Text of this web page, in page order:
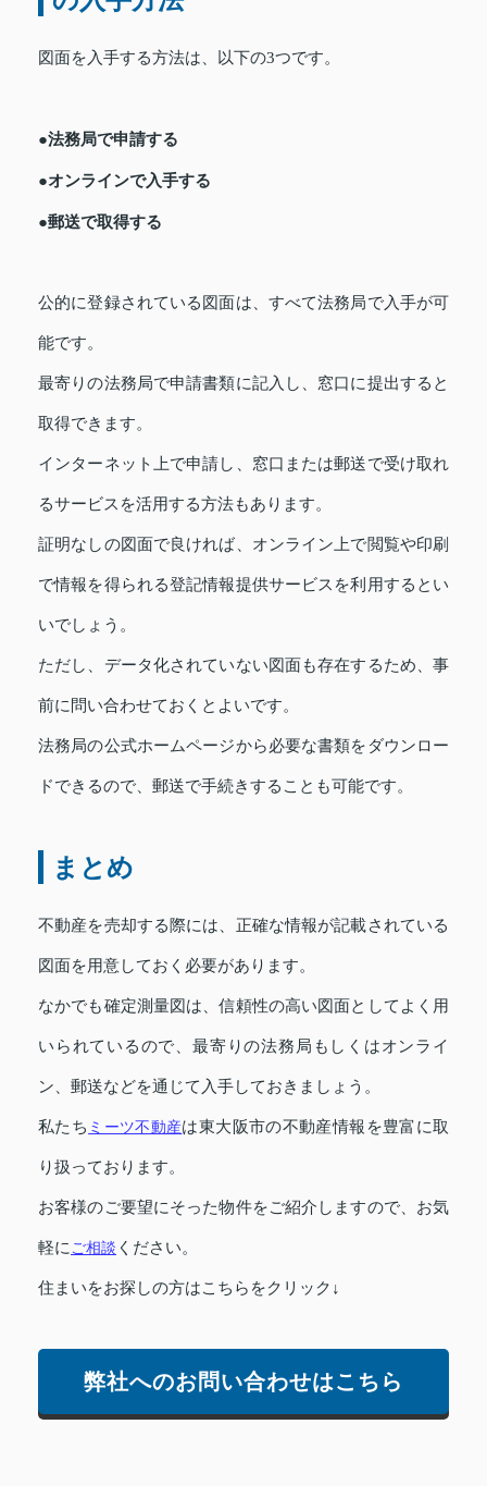
図面を入手する方法は、以下の3つです。
●法務局で申請する
●オンラインで入手する
●郵送で取得する
公的に登録されている図面は、すべて法務局で入手が可
能です。
最寄りの法務局で申請書類に記入し、窓口に提出すると
取得できます。
インターネット上で申請し、窓口または郵送で受け取れ
るサービスを活用する方法もあります。
証明なしの図面で良ければ、オンライン上で閲覧や印刷
で情報を得られる登記情報提供サービスを利用するとい
いでしょう。
ただし、データ化されていない図面も存在するため、事
前に問い合わせておくとよいです。
法務局の公式ホームページから必要な書類をダウンロー
ドできるので、郵送で手続きすることも可能です。
まとめ
不動産を売却する際には、正確な情報が記載されている
図面を用意しておく必要があります。
なかでも確定測量図は、信頼性の高い図面としてよく用
いられているので、最寄りの法務局もしくはオンライ
ン、郵送などを通じて入手しておきましょう。
私たち ミーツ不動産は東大阪市の不動産情報を豊富に取
り扱っております。
お客様のご要望にそった物件をご紹介しますので、お気
軽に ご相談 ください。
住まいをお探しの方はこちらをクリック↓
弊社へのお問い合わせはこちら